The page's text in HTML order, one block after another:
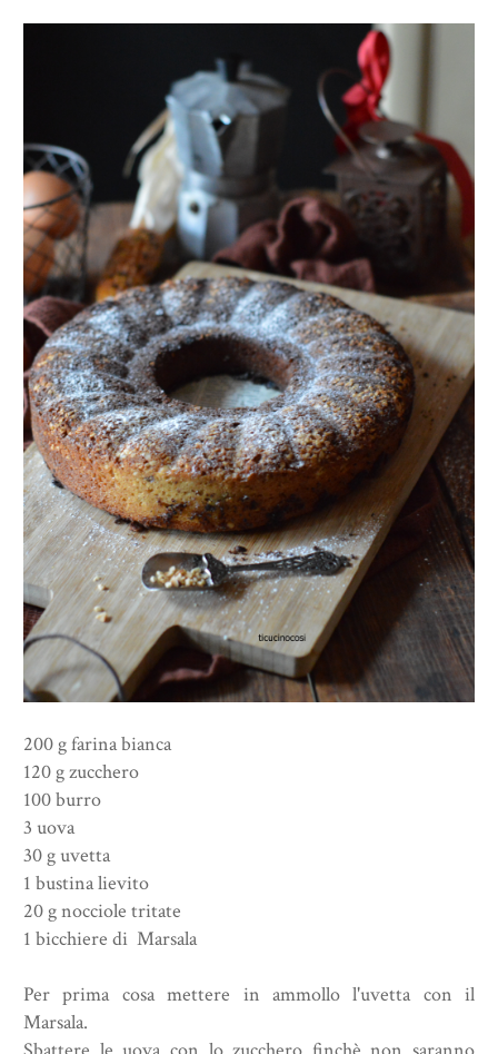
200 g farina bianca
120 g zucchero
100 burro
3 uova
30 g uvetta
1 bustina lievito
20 g nocciole tritate
1 bicchiere di Marsala
Per prima cosa mettere in ammollo l'uvetta con il
Marsala.